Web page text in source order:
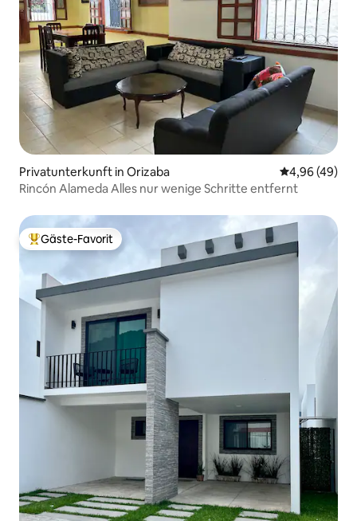
Privatunterkunft in Orizaba
4,96 (49)
Rincón Alameda Alles nur wenige Schritte entfernt
Beliebter Gäste-Favorit.
Gäste-Favorit